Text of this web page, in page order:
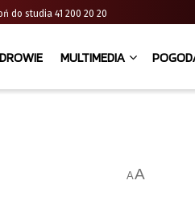
do studia 41 200 20 20
MULTIMEDIA
AA